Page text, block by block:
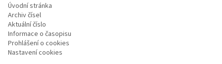
Úvodní stránka
Archiv čísel
Aktuální číslo
Informace o časopisu
Prohlášení o cookies
Nastavení cookies